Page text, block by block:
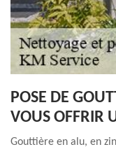
POSE DE
VOUS OFFRIR
Gouttière en alu, en